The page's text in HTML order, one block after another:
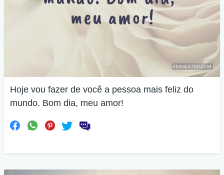
Hoje vou fazer de você a pessoa mais feliz do
mundo. Bom dia, meu amor!